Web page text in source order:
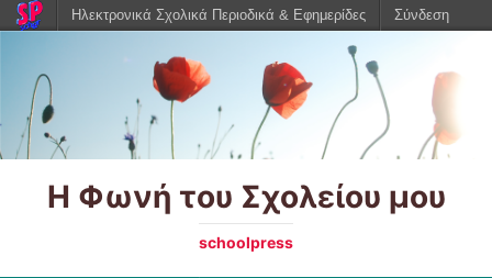
Η Φωνή του Σχολείου μου
schoolpress
Ηλεκτρονικά Σχολικά Περιοδικά & Εφημερίδες Σύνδεση